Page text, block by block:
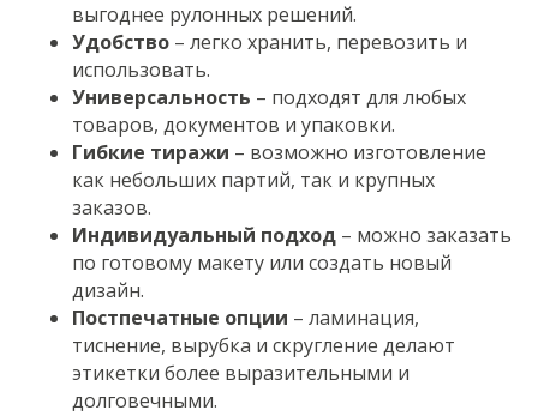
выгоднее рулонных решений.
Удобство – легко хранить, перевозить и
использовать.
Универсальность – подходят для любых
товаров, документов и упаковки.
Гибкие тиражи – возможно изготовление
как небольших партий, так и крупных
заказов.
Индивидуальный подход – можно заказать
по готовому макету или создать новый
дизайн.
Постпечатные опции – ламинация,
тиснение, вырубка и скругление делают
этикетки более выразительными и
долговечными.